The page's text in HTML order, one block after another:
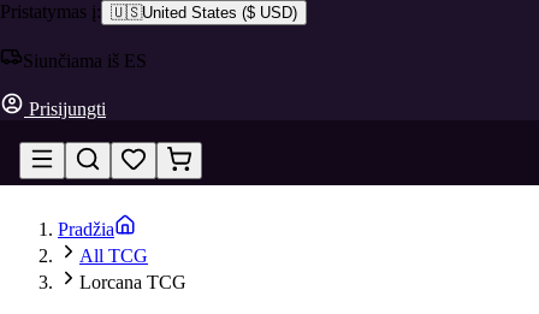
Pristatymas į: 🇺🇸United States ($ USD)
Siunčiama iš ES
Prisijungti
Pradžia
All TCG
Lorcana TCG